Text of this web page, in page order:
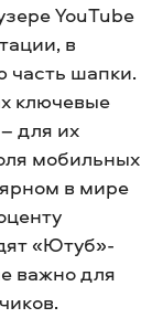
YouTube
в
часть шапки.
ключевые
для их
мобильных
в мире
«Ютуб»-
важно для